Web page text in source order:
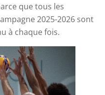
que tous les
2025-2026 sont
à chaque fois.